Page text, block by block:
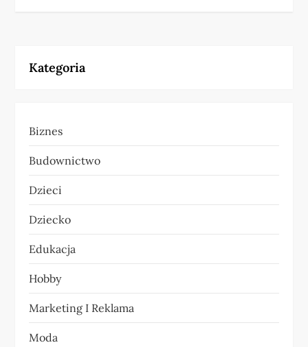
g
c
j
a
w
p
i
s
u
Kategoria
Biznes
Budownictwo
Dzieci
Dziecko
Edukacja
Hobby
Marketing I Reklama
Moda